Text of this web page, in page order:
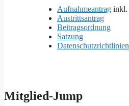
Aufnahmeantrag inkl.
Austrittsantrag
Beitragsordnung
Satzung
Datenschutzrichtlinien
Mitglied-Jump